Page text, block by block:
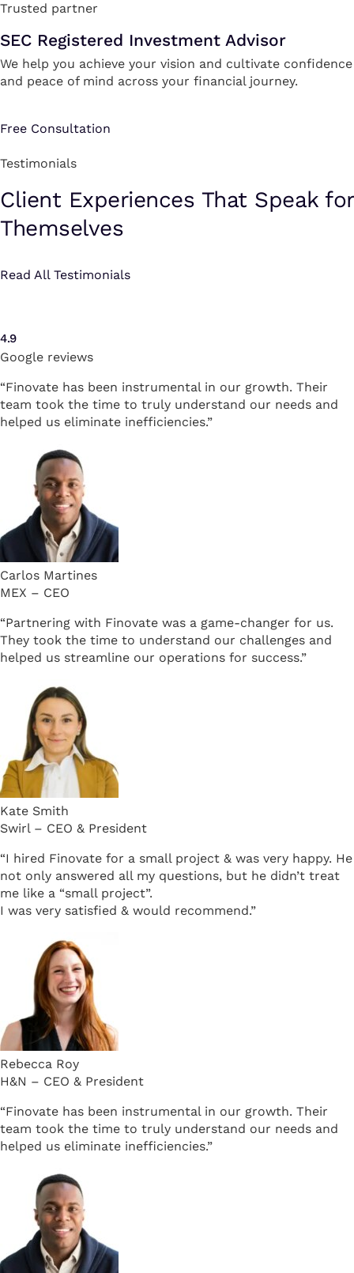
Trusted partner
SEC Registered Investment Advisor
We help you achieve your vision and cultivate confidence
and peace of mind across your financial journey.
Free Consultation
Testimonials
Client Experiences That Speak for
Themselves
Read All Testimonials
4.9
Google reviews
“Finovate has been instrumental in our growth. Their
team took the time to truly understand our needs and
helped us eliminate inefficiencies.”
Carlos Martines
MEX – CEO
“Partnering with Finovate was a game-changer for us.
They took the time to understand our challenges and
helped us streamline our operations for success.”
Kate Smith
Swirl – CEO & President
“I hired Finovate for a small project & was very happy. He
not only answered all my questions, but he didn’t treat
me like a “small project”.
I was very satisfied & would recommend.”
Rebecca Roy
H&N – CEO & President
“Finovate has been instrumental in our growth. Their
team took the time to truly understand our needs and
helped us eliminate inefficiencies.”